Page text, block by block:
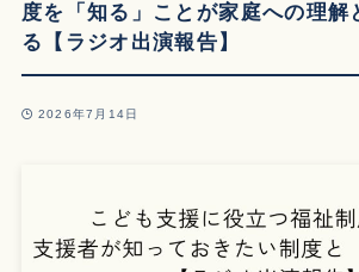
度を「知る」ことが家庭への理解
る【ラジオ出演報告】
2026年7月14日